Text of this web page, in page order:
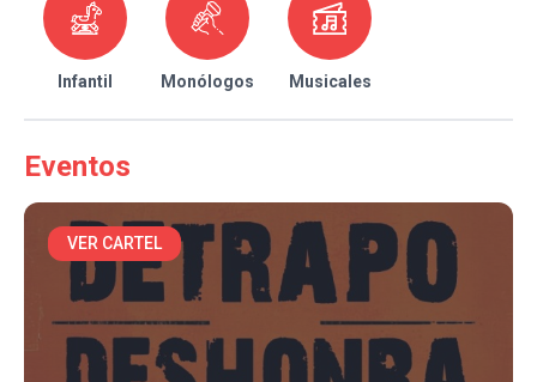
Infantil Monólogos Musicales
Eventos
VER CARTEL